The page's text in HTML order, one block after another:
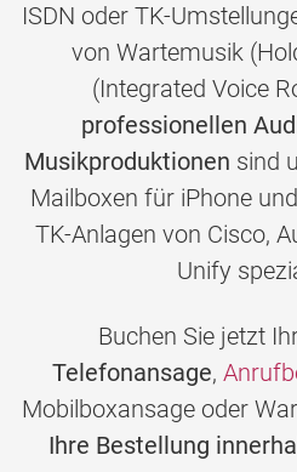
ISDN oder TK-
von Wartemusik
(Integrated Voice
professionellen
Musikproduktionen sind
Mailboxen für iPhone
TK-Anlagen von Cisco,
Unify
Buchen Sie jetzt
Telefonansage,
Mobilboxansage oder
Ihre Bestellung